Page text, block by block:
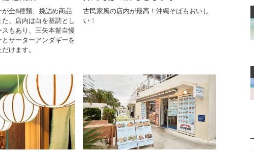
全8種類、袋詰め商品
、店内は白を基調とし
もあり、三矢本舗自慢
サーターアンダギーを
けます。
古民家風の店内が最高！沖縄そばもおいし
い！